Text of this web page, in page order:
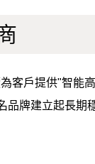
客戶提供"智能
牌建立起長期